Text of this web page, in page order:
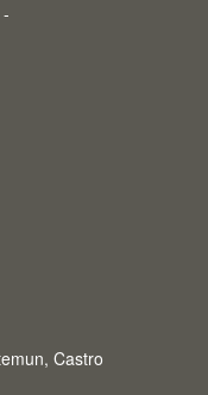
Castro